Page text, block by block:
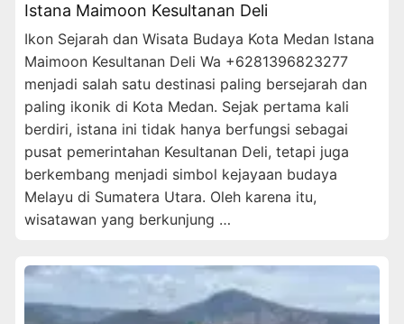
Istana Maimoon Kesultanan Deli
Ikon Sejarah dan Wisata Budaya Kota Medan Istana
Maimoon Kesultanan Deli Wa +6281396823277
menjadi salah satu destinasi paling bersejarah dan
paling ikonik di Kota Medan. Sejak pertama kali
berdiri, istana ini tidak hanya berfungsi sebagai
pusat pemerintahan Kesultanan Deli, tetapi juga
berkembang menjadi simbol kejayaan budaya
Melayu di Sumatera Utara. Oleh karena itu,
wisatawan yang berkunjung …